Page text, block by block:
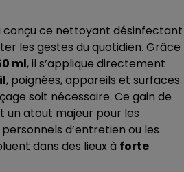
conçu ce nettoyant désinfectant
les gestes du quotidien. Grâce
ml, il s’applique directement
, poignées, appareils et surfaces
soit nécessaire. Ce gain de
atout majeur pour les
d’entretien ou les
dans des lieux à forte